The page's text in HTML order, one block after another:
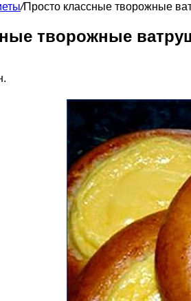
/Просто классные творожные
творожные